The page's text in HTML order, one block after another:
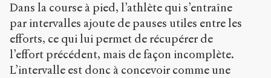
Dans la course à pied, l’athlète qui s’entraîne
par intervalles ajoute de pauses utiles entre les
efforts, ce qui lui permet de récupérer de
l’effort précédent, mais de façon incomplète.
L’intervalle est donc à concevoir comme une